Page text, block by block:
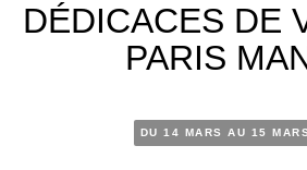
DÉDICACES DE
PARIS
DU 14 MARS AU 15